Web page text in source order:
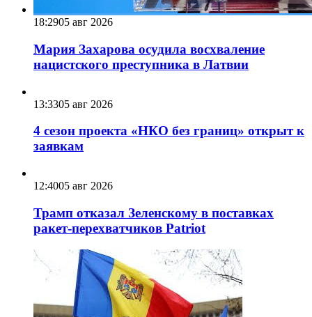
18:2905 авг 2026
Мария Захарова осудила восхваление
нацистского преступника в Латвии
13:3305 авг 2026
4 сезон проекта «НКО без границ» открыт к
заявкам
12:4005 авг 2026
Трамп отказал Зеленскому в поставках
ракет-перехватчиков Patriot